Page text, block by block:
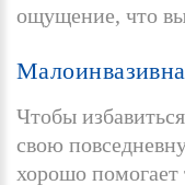
ощущение, что
Чтобы
свою
хорошо помогает